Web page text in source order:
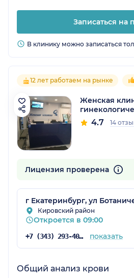
Записаться на
В клинику можно записаться
12 лет работаем на рынке
Женская
4.7 14
Лицензия проверена
г Екатеринбург, ул
Кировский район
Откроется в 09:00
+7 (343) 293-40-89 показать
Общий анализ крови